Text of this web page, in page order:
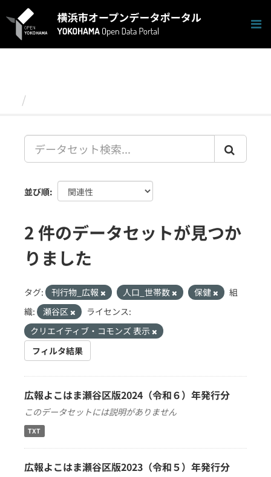
キ
並び順
2 件のデータセットが見つか
りました
タグ: 刊行物_広報 人口_世帯数 保健
組
織:
瀬谷区
ライセンス:
クリエイティブ・コモンズ 表示
フィルタ結果
広報よこはま瀬谷区版2024（令和６）年発行分
このデータセットには説明がありません
TXT
広報よこはま瀬谷区版2023（令和５）年発行分